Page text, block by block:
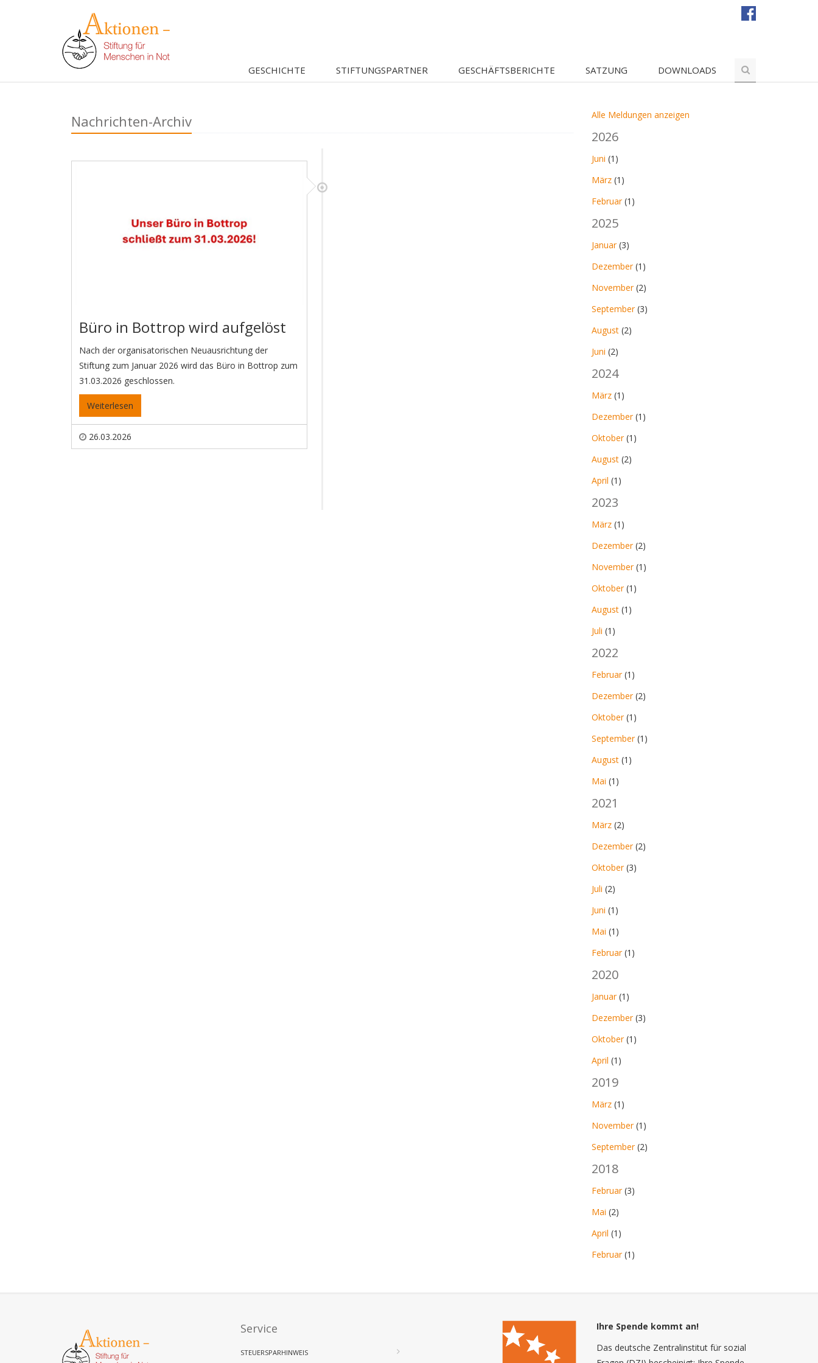
GESCHICHTE STIFTUNGSPARTNER GESCHÄFTSBERICHTE SATZUNG DOWNLOADS
Nachrichten-Archiv
Büro in Bottrop wird aufgelöst
Nach der organisatorischen Neuausrichtung der
Stiftung zum Januar 2026 wird das Büro in Bottrop zum
31.03.2026 geschlossen.
Weiterlesen
26.03.2026
Alle Meldungen anzeigen
2026
Juni (1)
März (1)
Februar(1)
2025
Januar(3)
Dezember(1)
November(2)
September(3)
August (2)
Juni (2)
2024
März (1)
Dezember(1)
Oktober(1)
August (2)
April (1)
2023
März (1)
Dezember(2)
November(1)
Oktober(1)
August (1)
Juli (1)
2022
Februar(1)
Dezember(2)
Oktober(1)
September(1)
August (1)
Mai (1)
2021
März (2)
Dezember(2)
Oktober(3)
Juli (2)
Juni (1)
Mai (1)
Februar(1)
2020
Januar(1)
Dezember(3)
Oktober(1)
April (1)
2019
März (1)
November(1)
September(2)
2018
Februar(3)
Mai (2)
April (1)
Februar(1)
Service
STEUERSPARHINWEIS
Ihre Spende kommt an!
Das deutsche Zentralinstitut für sozial